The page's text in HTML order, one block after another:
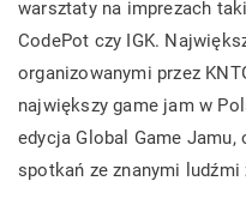
warsztaty na imprezach
CodePot czy IGK.
organizowanymi przez
największy game jam w
edycja Global Game Jamu,
spotkań ze znanymi